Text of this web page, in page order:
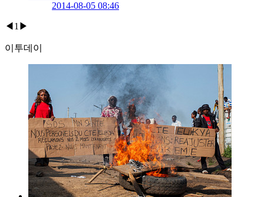
2014-08-05 08:46
◀ 1 ▶
이투데이